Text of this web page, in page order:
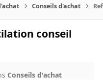
Conseils d'achat
conseil
Conseils d'achat